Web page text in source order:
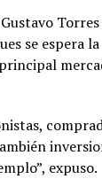
se espera
expuso.